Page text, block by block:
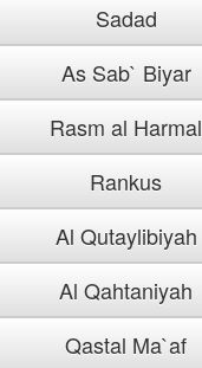
Sadad
As Sab` Biyar
Rasm al Harmal
Rankus
Al Qutaylibiyah
Al Qahtaniyah
Qastal Ma`af